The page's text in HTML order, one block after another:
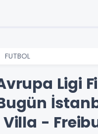
FUTBOL
Ligi
-